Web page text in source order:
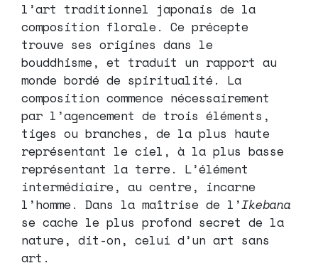
l’art traditionnel japonais de la
composition florale. Ce précepte
trouve ses origines dans le
bouddhisme, et traduit un rapport au
monde bordé de spiritualité. La
composition commence nécessairement
par l’agencement de trois éléments,
tiges ou branches, de la plus haute
représentant le ciel, à la plus basse
représentant la terre. L’élément
intermédiaire, au centre, incarne
l’homme. Dans la maîtrise de l’Ikebana
se cache le plus profond secret de la
nature, dit-on, celui d’un art sans
art.